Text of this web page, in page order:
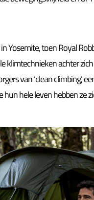
Yosemite, toen Royal
klimtechnieken achter
van ‘clean climbing’,
hun hele leven hebben